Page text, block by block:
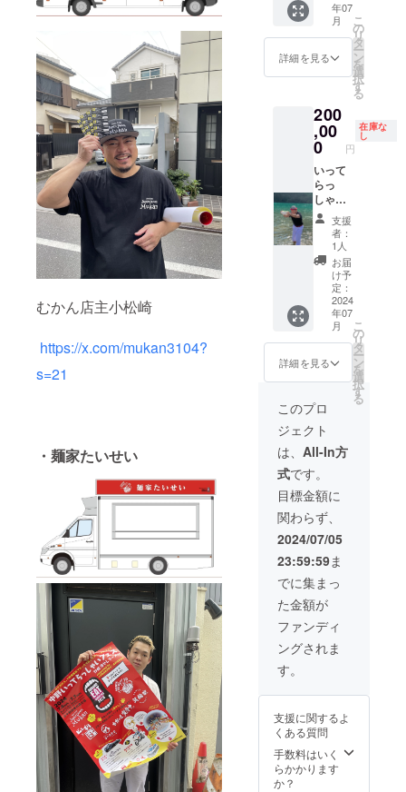
むかん店主小松崎
https://x.com/mukan3104?
s=21
・麺家たいせい
に！！
□数量一
つ □商
品サイ
ズ20cm
素材
陶器 ・
2024年
中野
いって
らっ
しゃい
フェス
限定T
シャツ
・非売
品ス
テッ
カー1
枚 サ
イズ
5cm ・
ラーメ
ケット3
枚(7月6
7日フェ
ス限定)
※現地で
お渡し
します
7月6
日、7月
7日フェ
のみ受
け取り
可能で
す(どち
らかの
日程で
受け取
たしま
す)
ンコラ
ボどん
ぶり(む
かん、
麺家た
だいま
変身
中、箕
輪家、
ビンギ
リ×麺彩
房、湯
の台食
堂)フェ
ス限定
どんぶ
りをこ
の機会
に！！
□数量一
つ □商
品サイ
ズ20cm
高さ
素材
陶器 ・
2024年
中野
いって
らっ
しゃい
フェス
限定T
シャツ
・非売
品ス
テッ
カー1
枚 サ
イズ
5cm ・
ラーメ
枚(7月6
7日フェ
ス限定)
※フェス
終わり
く限り
お使い
頂けま
す。 ・
会社の
引先の
方にも
ギフト
として
もご利
用頂け
ます！
※現地で
お渡し
いたし
ます ※7
月6日、
7月7日
フェス
当日の
み受け
取り可
能です
(どちら
程で受
け取り
をお願
いいた
します)
※フェス
が続く
限りチ
ケット
は有効
です。
(来年以
降もお
使い頂
けます)
年07
月
詳細を見る
こ
の
リ
タ
ー
ン
を
選
択
す
る
200
,00
0 円
在庫な
し
いって
らっ
しゃい
並ばず
食べれ
る40回
用 ・あ
なたの
もとに
最速で
ラーメ
ンを提
供しま
す。 ※
ラーメ
ケット
別で購
入お願
いしま
す
※2024
年
7/6.7/7
の2日間
のみ使
用可能
支援
者：
1人
お届
け予
定：
2024
年07
月
詳細を見る
こ
の
リ
タ
ー
ン
を
選
択
す
る
このプロ
ジェクト
は、 All-In方
式です。
目標金額に
関わらず、
2024/07/05
23:59:59ま
でに集まっ
た金額が
ファンディ
ングされま
す。
支援に関するよ
くある質問
手数料はいく
らかかります
か？